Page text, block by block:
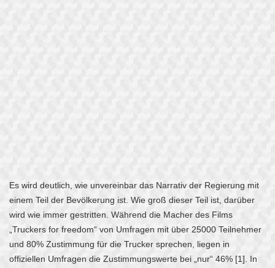
Es wird deutlich, wie unvereinbar das Narrativ der Regierung mit
einem Teil der Bevölkerung ist. Wie groß dieser Teil ist, darüber
wird wie immer gestritten. Während die Macher des Films
„Truckers for freedom“ von Umfragen mit über 25000 Teilnehmer
und 80% Zustimmung für die Trucker sprechen, liegen in
offiziellen Umfragen die Zustimmungswerte bei „nur“ 46% [1]. In